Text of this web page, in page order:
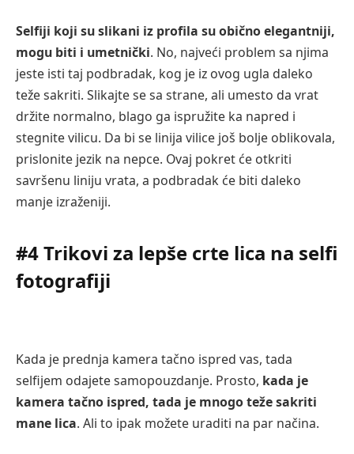
Selfiji koji su slikani iz profila su obično elegantniji,
mogu biti i umetnički. No, najveći problem sa njima
jeste isti taj podbradak, kog je iz ovog ugla daleko
teže sakriti. Slikajte se sa strane, ali umesto da vrat
držite normalno, blago ga ispružite ka napred i
stegnite vilicu. Da bi se linija vilice još bolje oblikovala,
prislonite jezik na nepce. Ovaj pokret će otkriti
savršenu liniju vrata, a podbradak će biti daleko
manje izraženiji.
#4 Trikovi za lepše crte lica na selfi
fotografiji
Kada je prednja kamera tačno ispred vas, tada
selfijem odajete samopouzdanje. Prosto, kada je
kamera tačno ispred, tada je mnogo teže sakriti
mane lica. Ali to ipak možete uraditi na par načina.